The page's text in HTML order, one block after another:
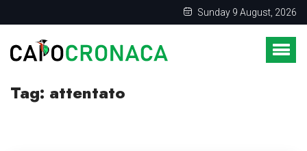
Sunday 9 August, 2026
Tag: attentato